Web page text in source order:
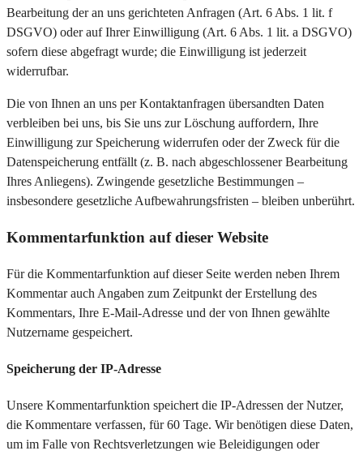
Bearbeitung der an uns gerichteten Anfragen (Art. 6 Abs. 1 lit. f
DSGVO) oder auf Ihrer Einwilligung (Art. 6 Abs. 1 lit. a DSGVO)
sofern diese abgefragt wurde; die Einwilligung ist jederzeit
widerrufbar.
Die von Ihnen an uns per Kontaktanfragen übersandten Daten
verbleiben bei uns, bis Sie uns zur Löschung auffordern, Ihre
Einwilligung zur Speicherung widerrufen oder der Zweck für die
Datenspeicherung entfällt (z. B. nach abgeschlossener Bearbeitung
Ihres Anliegens). Zwingende gesetzliche Bestimmungen –
insbesondere gesetzliche Aufbewahrungsfristen – bleiben unberührt.
Kommentar­funktion auf dieser Website
Für die Kommentarfunktion auf dieser Seite werden neben Ihrem
Kommentar auch Angaben zum Zeitpunkt der Erstellung des
Kommentars, Ihre E-Mail-Adresse und der von Ihnen gewählte
Nutzername gespeichert.
Speicherung der IP-Adresse
Unsere Kommentarfunktion speichert die IP-Adressen der Nutzer,
die Kommentare verfassen, für 60 Tage. Wir benötigen diese Daten,
um im Falle von Rechtsverletzungen wie Beleidigungen oder